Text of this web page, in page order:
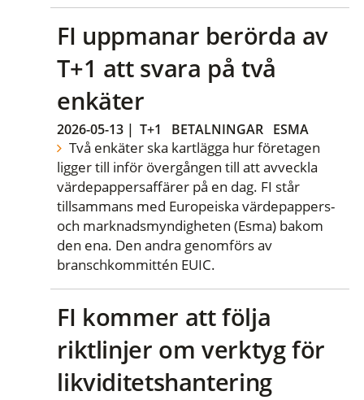
FI uppmanar berörda av
T+1 att svara på två
enkäter
2026-05-13 | T+1 BETALNINGAR ESMA
Två enkäter ska kartlägga hur företagen
ligger till inför övergången till att avveckla
värdepappersaffärer på en dag. FI står
tillsammans med Europeiska värdepappers-
och marknadsmyndigheten (Esma) bakom
den ena. Den andra genomförs av
branschkommittén EUIC.
FI kommer att följa
riktlinjer om verktyg för
likviditetshantering